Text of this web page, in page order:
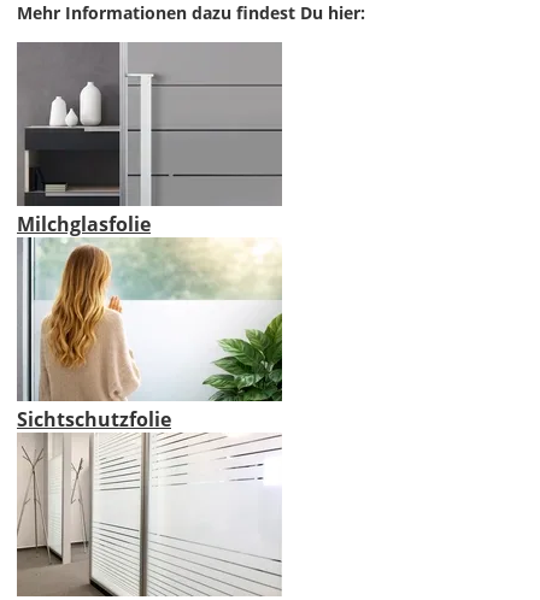
Mehr Informationen dazu findest Du hier:
Milchglasfolie
Sichtschutzfolie